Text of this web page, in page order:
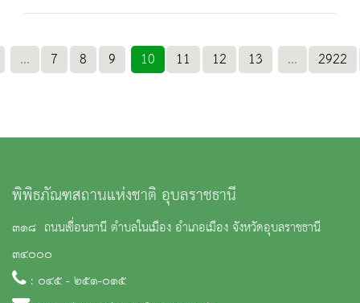
... 7 8 9 10 11 12 13 ... 2922
พิพิธภัณฑสถานแห่งชาติ อุบลราชธานี
๓๑๘ ถนนเขื่อนธานี ตำบลในเมือง อำเภอเมือง จังหวัดอุบลราชธานี
๓๔๐๐๐
: ๐๔๕ - ๒๕๑-๐๑๕